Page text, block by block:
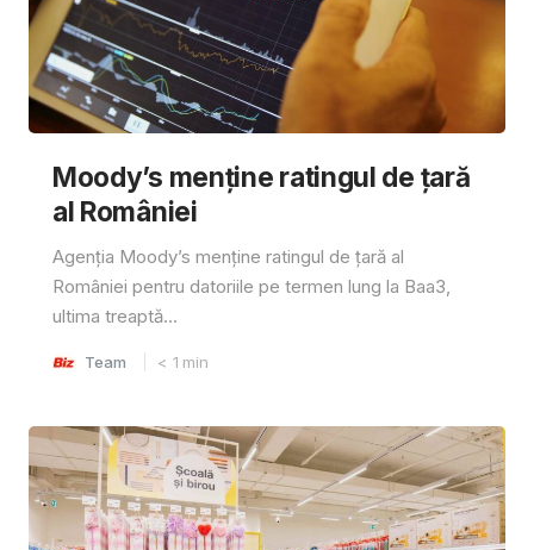
Moody’s menține ratingul de țară
al României
Agenția Moody’s menține ratingul de țară al
României pentru datoriile pe termen lung la Baa3,
ultima treaptă...
Team < 1 min